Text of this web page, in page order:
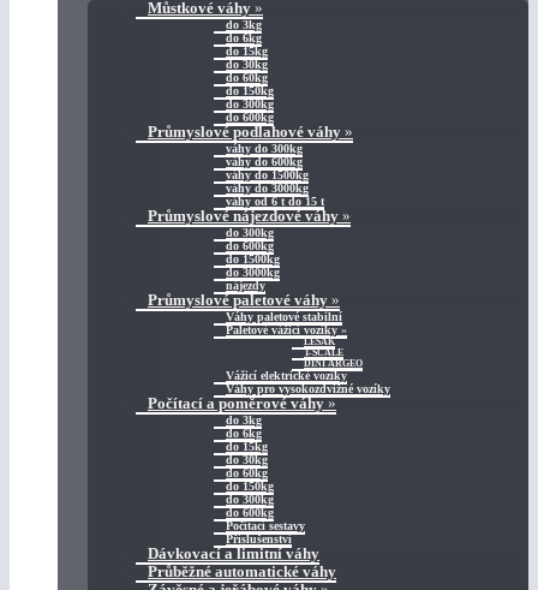
Můstkové váhy »
do 3kg
do 6kg
do 15kg
do 30kg
do 60kg
do 150kg
do 300kg
do 600kg
Průmyslové podlahové váhy »
váhy do 300kg
váhy do 600kg
váhy do 1500kg
váhy do 3000kg
váhy od 6 t do 15 t
Průmyslové nájezdové váhy »
do 300kg
do 600kg
do 1500kg
do 3000kg
nájezdy
Průmyslové paletové váhy »
Váhy paletové stabilní
Paletové vážicí vozíky»
LESAK
T-SCALE
DINI ARGEO
Vážicí elektrické vozíky
Váhy pro vysokozdvižné vozíky
Počítací a poměrové váhy »
do 3kg
do 6kg
do 15kg
do 30kg
do 60kg
do 150kg
do 300kg
do 600kg
Počítací sestavy
Příslušenství
Dávkovací a limitní váhy
Průběžné automatické váhy